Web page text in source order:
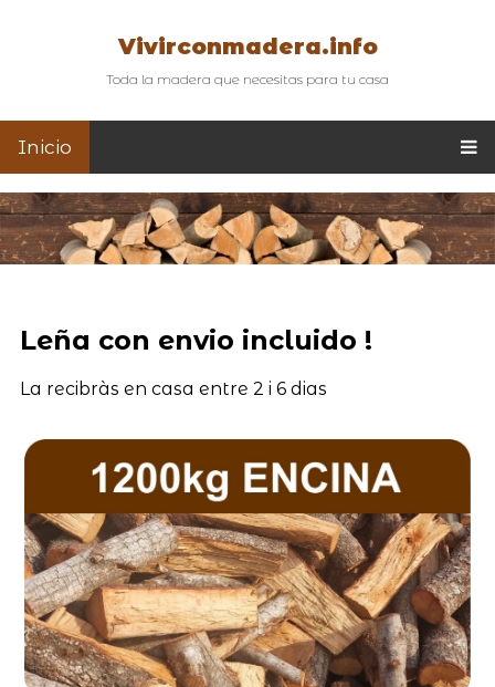
Vivirconmadera.info
Toda la madera que necesitas para tu casa
Inicio
Leña con envio incluido !
La recibràs en casa entre 2 i 6 dias